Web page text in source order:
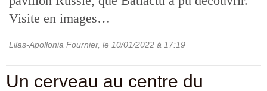
Visite en images…
Lilas-Apollonia Fournier, le 10/01/2022 à 17:19
Un cerveau au centre du